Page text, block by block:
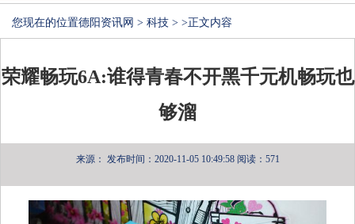
您现在的位置德阳资讯网 > 科技 > >正文内容
荣耀畅玩6A:谁得青春不开黑千元机畅玩也
够溜
来源： 发布时间：2020-11-05 10:49:58 阅读：571